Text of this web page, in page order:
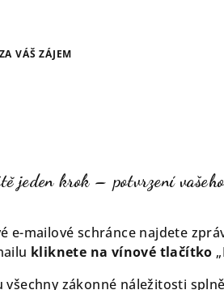
VÁŠ ZÁJEM
jeden krok – potvrzení
e-mailové schránce najdete
kliknete na vínové tlačítko
všechny zákonné náležitosti